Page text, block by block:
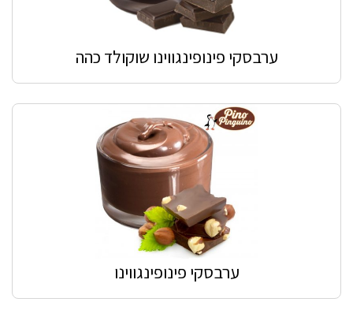
ערבסקי פינופינגווינו שוקולד כהה
ערבסקי פינופינגווינו